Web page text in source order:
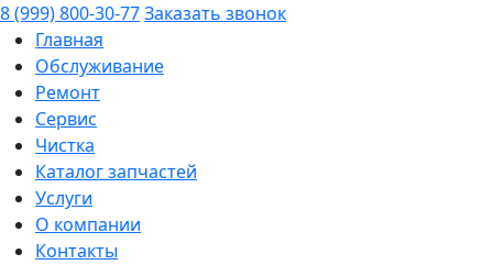
8 (999) 800-30-77Заказать звонок
Главная
Обслуживание
Ремонт
Сервис
Чистка
Каталог запчастей
Услуги
О компании
Контакты